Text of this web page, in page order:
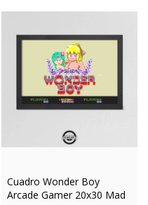
Cuadro Wonder Boy
Arcade Gamer 20x30 Mad